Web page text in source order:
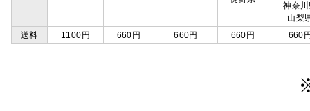
神奈
山梨
送料
1100円 660円 660円 660円 660